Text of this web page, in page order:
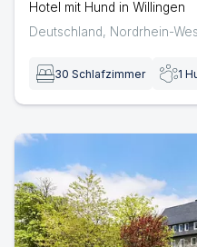
Hotel mit Hund in Willingen
Deutschland, Nordrhein-
30 Schlafzimmer 1
Berghotel Hoher